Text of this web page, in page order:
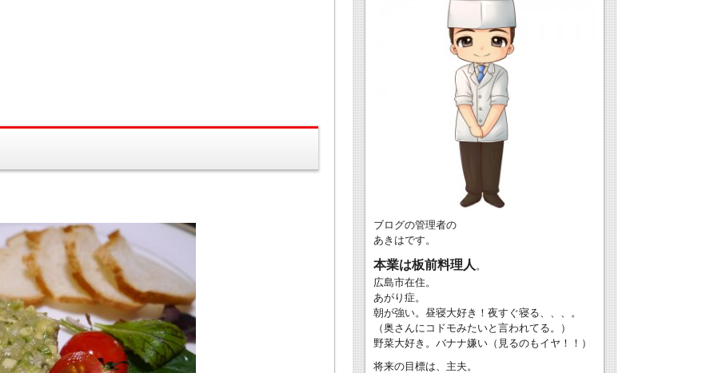
ブログの管理者の
あきはです。
本業は板前料理人 。
広島市在住。
あがり症。
朝が強い。昼寝大好き！夜すぐ寝る、、、。
（奥さんにコドモみたいと言われてる。）
野菜大好き。バナナ嫌い（見るのもイヤ！！）
将来の目標は、主夫。